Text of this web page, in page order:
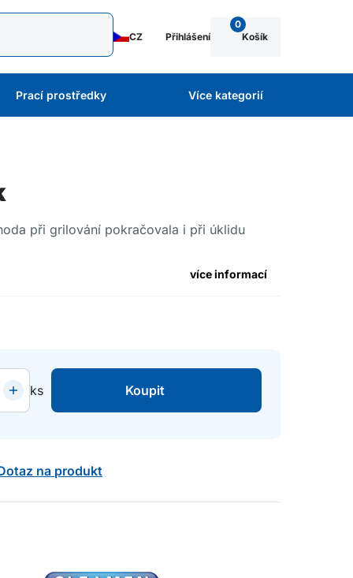
CZ Přihlášení
0
Košík
Prací prostředky Více kategorií
při grilování pokračovala i při úklidu
více informací
ks Koupit
na produkt